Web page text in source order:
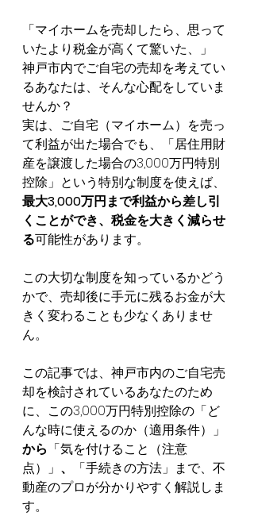
「マイホームを売却したら、思って
いたより税金が高くて驚いた、」
神戸市内でご自宅の売却を考えてい
るあなたは、そんな心配をしていま
せんか？
実は、ご自宅（マイホーム）を売っ
て利益が出た場合でも、「居住用財
産を譲渡した場合の3,000万円特別
控除」という特別な制度を使えば、
最大3,000万円まで利益から差し引
くことができ、税金を大きく減らせ
る可能性があります。
この大切な制度を知っているかどう
かで、売却後に手元に残るお金が大
きく変わることも少なくありませ
ん。
この記事では、神戸市内のご自宅売
却を検討されているあなたのため
に、この3,000万円特別控除の「ど
んな時に使えるのか（適用条件）」
から 「気を付けること（注意
点）」 、
「手続きの方法」まで、不
動産のプロが分かりやすく解説しま
す。